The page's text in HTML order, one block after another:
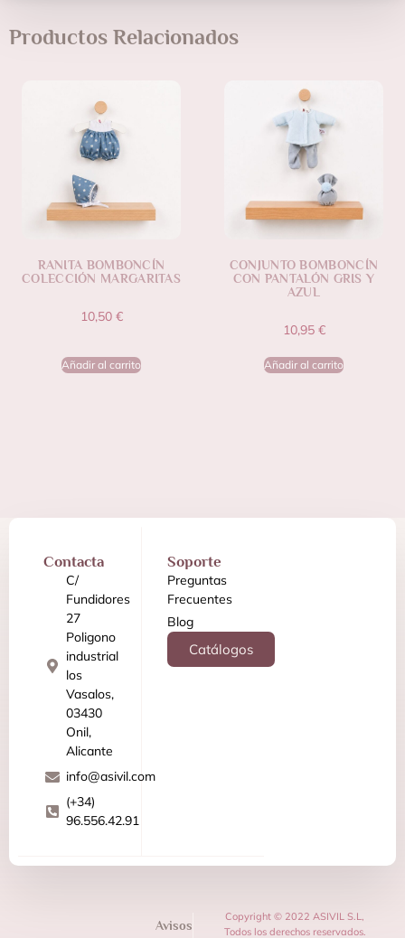
Productos Relacionados
RANITA BOMBONCÍN
COLECCIÓN MARGARITAS
10,50 €
Añadir al carrito
CONJUNTO BOMBONCÍN
CON PANTALÓN GRIS Y
AZUL
10,95 €
Añadir al carrito
Contacta
C/
Fundidores
27
Poligono
industrial
los
Vasalos,
03430
Onil,
Alicante
info@asivil.com
(+34)
96.556.42.91
Soporte
Preguntas
Frecuentes
Blog
Catálogos
Avisos
Copyright © 2022 ASIVIL S.L,
Todos los derechos reservados.